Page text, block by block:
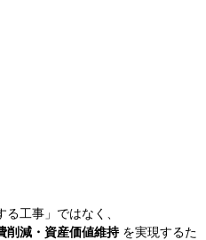
工事」ではなく、
削減・資産価値維持を実現するた